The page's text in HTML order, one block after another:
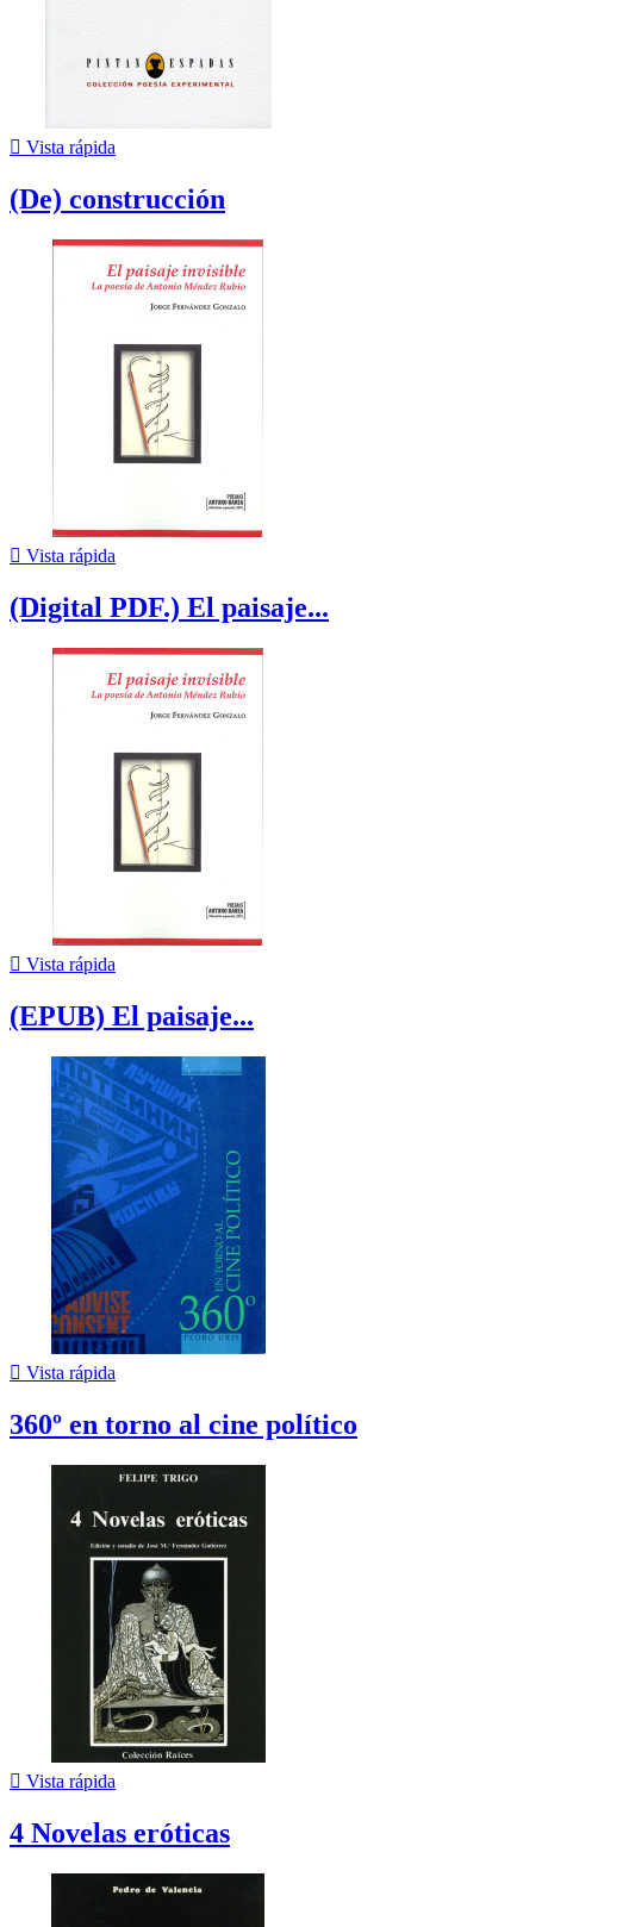
 Vista rápida
(De) construcción
 Vista rápida
(Digital PDF.) El paisaje...
 Vista rápida
(EPUB) El paisaje...
 Vista rápida
360º en torno al cine político
 Vista rápida
4 Novelas eróticas